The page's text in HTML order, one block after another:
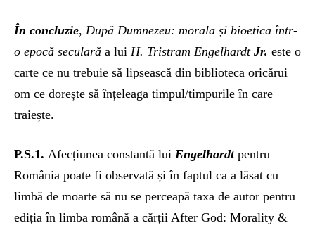
În concluzie, După Dumnezeu: morala și bioetica într-
o epocă seculară a lui H. Tristram Engelhardt Jr. este o
carte ce nu trebuie să lipsească din biblioteca oricărui
om ce dorește să înțeleaga timpul/timpurile în care
traiește.
P.S.1. Afecțiunea constantă lui Engelhardtpentru
România poate fi observată și în faptul ca a lăsat cu
limbă de moarte să nu se perceapă taxa de autor pentru
ediția în limba română a cărții After God: Morality &